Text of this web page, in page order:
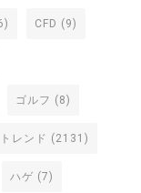
CFD (9)
ゴルフ (8)
トレンド (2131)
ハゲ (7)